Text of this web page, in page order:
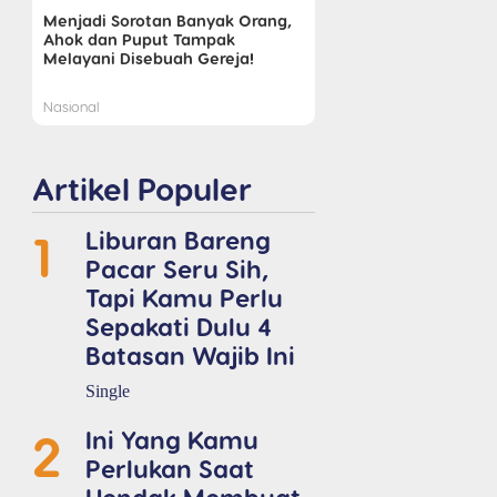
Menjadi Sorotan Banyak Orang,
Ahok dan Puput Tampak
Melayani Disebuah Gereja!
Nasional
Artikel Populer
1
Liburan Bareng
Pacar Seru Sih,
Tapi Kamu Perlu
Sepakati Dulu 4
Batasan Wajib Ini
Single
2
Ini Yang Kamu
Perlukan Saat